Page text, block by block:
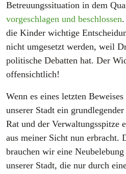
Betreuungssituation in dem
vorgeschlagen und beschlossen
die Kinder wichtige
nicht umgesetzt werden, weil
politische Debatten hat. Der
offensichtlich!
Wenn es eines letzten
unserer Stadt ein
Rat und der Verwaltungsspitze
aus meiner Sicht nun erbracht.
brauchen wir eine
unserer Stadt, die nur durch